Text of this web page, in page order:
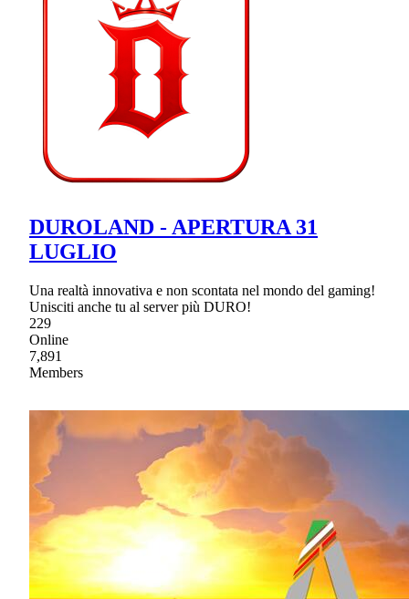
DUROLAND - APERTURA 31
LUGLIO
Una realtà innovativa e non scontata nel mondo del gaming!
Unisciti anche tu al server più DURO!
229
Online
7,891
Members